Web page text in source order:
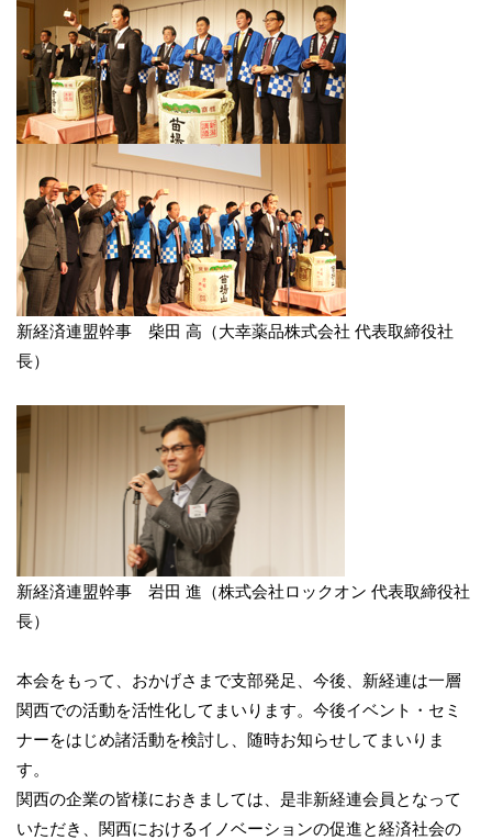
新経済連盟幹事 柴田 高（大幸薬品株式会社 代表取締役社
長）
新経済連盟幹事 岩田 進（株式会社ロックオン 代表取締役社
長）
本会をもって、おかげさまで支部発足、今後、新経連は一層
関西での活動を活性化してまいります。今後イベント・セミ
ナーをはじめ諸活動を検討し、随時お知らせしてまいりま
す。
関西の企業の皆様におきましては、是非新経連会員となって
いただき、関西におけるイノベーションの促進と経済社会の